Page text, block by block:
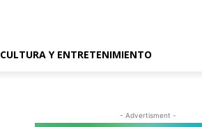
CULTURA Y ENTRETENIMIENTO
- Advertisment -